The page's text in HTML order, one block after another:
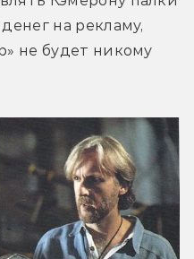
на рекламу,
не будет никому